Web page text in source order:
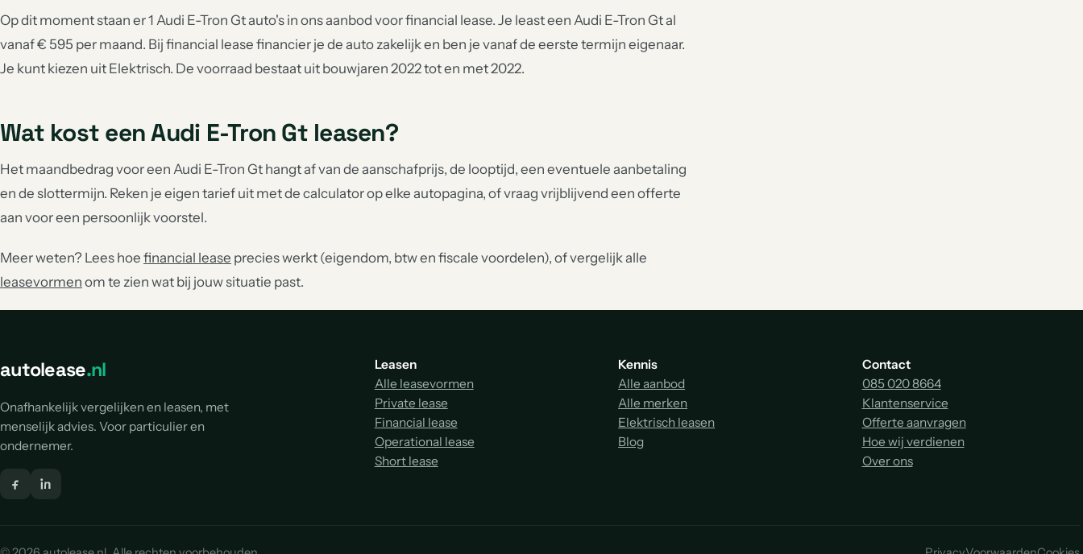
Op dit moment staan er 1 Audi E-Tron Gt auto's in ons aanbod voor financial lease. Je least een Audi E-Tron Gt al
vanaf € 595 per maand. Bij financial lease financier je de auto zakelijk en ben je vanaf de eerste termijn eigenaar.
Je kunt kiezen uit Elektrisch. De voorraad bestaat uit bouwjaren 2022 tot en met 2022.
Wat kost een Audi E-Tron Gt leasen?
Het maandbedrag voor een Audi E-Tron Gt hangt af van de aanschafprijs, de looptijd, een eventuele aanbetaling
en de slottermijn. Reken je eigen tarief uit met de calculator op elke autopagina, of vraag vrijblijvend een offerte
aan voor een persoonlijk voorstel.
Meer weten? Lees hoe financial lease precies werkt (eigendom, btw en fiscale voordelen), of vergelijk alle
leasevormen om te zien wat bij jouw situatie past.
autolease.nl
Onafhankelijk vergelijken en leasen, met
menselijk advies. Voor particulier en
ondernemer.
Leasen
Alle leasevormen
Private lease
Financial lease
Operational lease
Short lease
Kennis
Alle aanbod
Alle merken
Elektrisch leasen
Blog
Contact
085 020 8664
Klantenservice
Offerte aanvragen
Hoe wij verdienen
Over ons